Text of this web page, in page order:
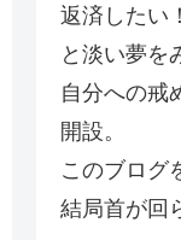
返済したい！
と淡い夢を
自分への戒
開設。
このブログ
結局首が回